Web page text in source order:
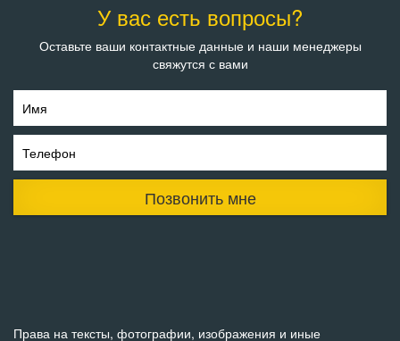
У вас есть вопросы?
Оставьте ваши контактные данные и наши менеджеры
свяжутся с вами
Имя
Телефон
Позвонить мне
Права на тексты, фотографии, изображения и иные